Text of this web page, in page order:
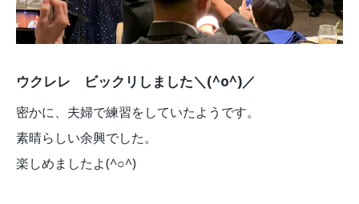
ウクレレ ビックリしました＼(^o^)／
密かに、夫婦で練習をしていたようです。
素晴らしい余興でした。
楽しめましたよ(^○^)